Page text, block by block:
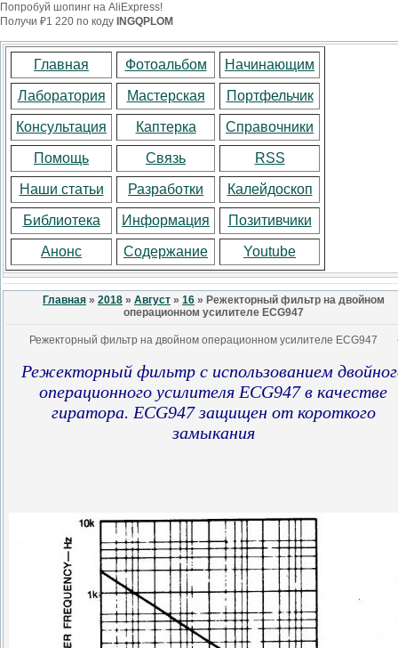
Попробуй шопинг на AliExpress!
Получи ₽1 220 по коду INGQPLOM
Главная Фотоальбом Начинающим
Лаборатория Мастерская Портфельчик
Консультация Каптерка Справочники
Помощь Связь RSS
Наши статьи Разработки Калейдоскоп
Библиотека Информация Позитивчики
Анонс Содержание Youtube
Главная » 2018 » Август » 16 » Режекторный фильтр на двойном
операционном усилителе ECG947
Режекторный фильтр на двойном операционном усилителе ECG947
Режекторный фильтр с использованием
операционного усилителя ECG947 в качестве
гиратора. ECG947 защищен от короткого
замыкания